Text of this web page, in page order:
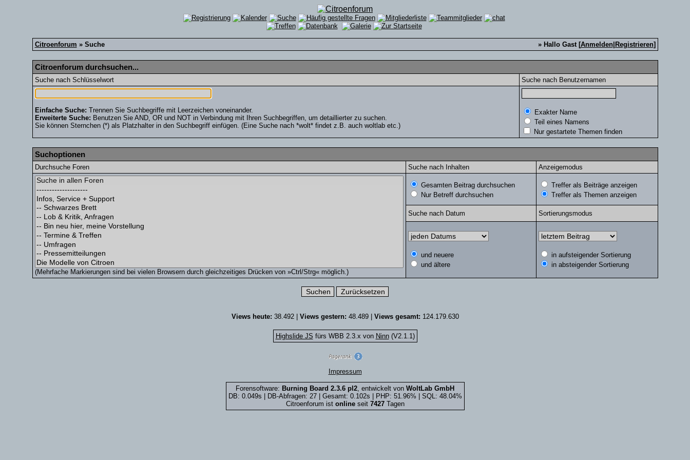
Citroenforum » Suche » Hallo Gast [Anmelden| Registrieren]
Citroenforum durchsuchen...
Suche nach Schlüsselwort Suche nach Benutzernamen
Einfache Suche: Trennen Sie Suchbegriffe mit Leerzeichen voneinander.
Erweiterte Suche: Benutzen Sie AND, OR und NOT in Verbindung mit Ihren Suchbegriffen, um detaillierter zu suchen.
Sie können Sternchen (*) als Platzhalter in den Suchbegriff einfügen. (Eine Suche nach *wolt* findet z.B. auch woltlab etc.)
Exakter Name
Teil eines Namens
Nur gestartete Themen finden
Suchoptionen
Durchsuche Foren Suche nach Inhalten Anzeigemodus
(Mehrfache Markierungen sind bei vielen Browsern durch gleichzeitiges Drücken von »Ctrl/Strg« möglich.)
Gesamten Beitrag durchsuchen
Nur Betreff durchsuchen
Treffer als Beiträge anzeigen
Treffer als Themen anzeigen
Suche nach Datum Sortierungsmodus
und neuere
und ältere
in aufsteigender Sortierung
in absteigender Sortierung
Views heute: 38.492 | Views gestern: 48.489 | Views gesamt: 124.179.630
Highslide JS fürs WBB 2.3.x von Ninn(V2.1.1)
Impressum
Forensoftware: Burning Board 2.3.6 pl2, entwickelt von WoltLab GmbH
DB: 0.049s | DB-Abfragen: 27 | Gesamt: 0.102s | PHP: 51.96% | SQL: 48.04%
Citroenforum ist onlineseit 7427Tagen